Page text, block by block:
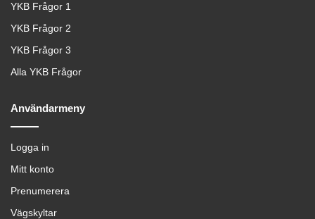
YKB Frågor 1
YKB Frågor 2
YKB Frågor 3
Alla YKB Frågor
Användarmeny
Logga in
Mitt konto
Prenumerera
Vägskyltar